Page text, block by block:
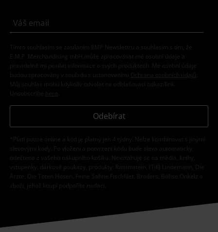
Tímto souhlasím se zasíláním EMP Newslettru a souhlasím s tím, že
E.M.P. Merchandising mbH může zpracovávat mé osobní údaje a
pravidelně mi posílat informace o svých produktech. Mé osobní údaje
budou zpracovány v souladu s ustanoveními
Ochrana osobních údajů
Můj souhlas mohu kdykoliv odvolat na odhlašovací odkaz/link.
Unsubscribe here
Odebírat
*Platí pouze online a kód je platný jen 4 týdny. Nelze kombinovat s jinými
slevovými kódy. Po vložení a potvrzení kódu bude sleva automaticky
odečtena z vašeho nákupního košíku. Nevztahuje se na média, knihy,
vstupenky, dárkové poukazy, produkty: Rammstein, (Till) Lindemann, Die
Ärzte, Die Toten Hosen, Feine Sahne Fischfilet, Broilers, Böhse Onkelz a
zboží, jehož koupí podpoříte nadaci.